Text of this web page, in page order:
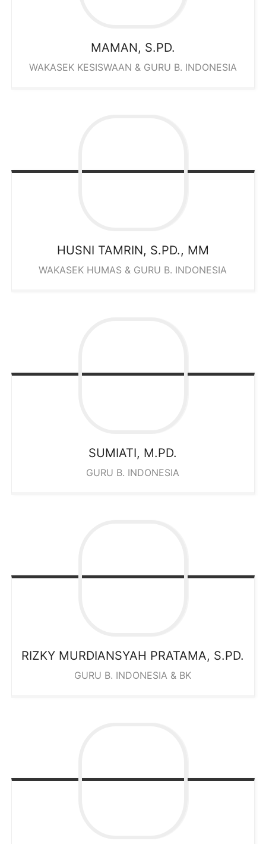
MAMAN, S.PD.
WAKASEK KESISWAAN & GURU B. INDONESIA
HUSNI TAMRIN, S.PD., MM
WAKASEK HUMAS & GURU B. INDONESIA
SUMIATI, M.PD.
GURU B. INDONESIA
RIZKY MURDIANSYAH PRATAMA, S.PD.
GURU B. INDONESIA & BK